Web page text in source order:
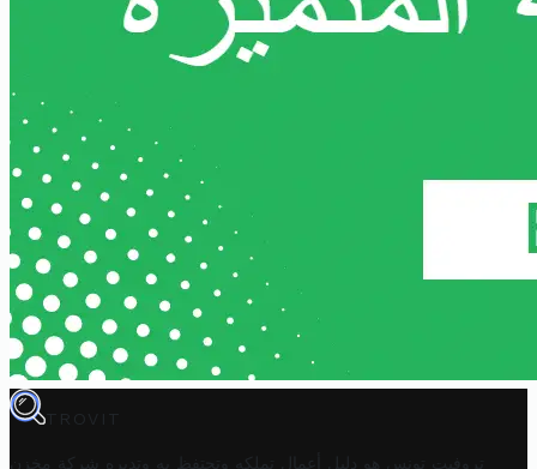
TROVIT
تروفيت تونس هو دليل أعمال تملكه وتحتفظ به وتديره
شركة مخزن